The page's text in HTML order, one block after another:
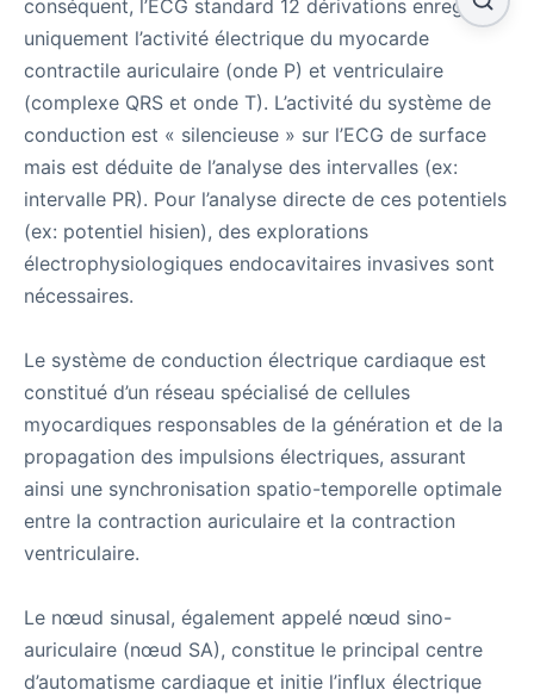
conséquent, l’ECG standard 12 dérivations enregistre
uniquement l’activité électrique du myocarde
contractile auriculaire (onde P) et ventriculaire
(complexe QRS et onde T). L’activité du système de
conduction est « silencieuse » sur l’ECG de surface
mais est déduite de l’analyse des intervalles (ex:
intervalle PR). Pour l’analyse directe de ces potentiels
(ex: potentiel hisien), des explorations
électrophysiologiques endocavitaires invasives sont
nécessaires.
Le système de conduction électrique cardiaque est
constitué d’un réseau spécialisé de cellules
myocardiques responsables de la génération et de la
propagation des impulsions électriques, assurant
ainsi une synchronisation spatio-temporelle optimale
entre la contraction auriculaire et la contraction
ventriculaire.
Le nœud sinusal, également appelé nœud sino-
auriculaire (nœud SA), constitue le principal centre
d’automatisme cardiaque et initie l’influx électrique